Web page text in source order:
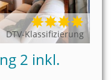
DTV-Klassifizierung
2 inkl.